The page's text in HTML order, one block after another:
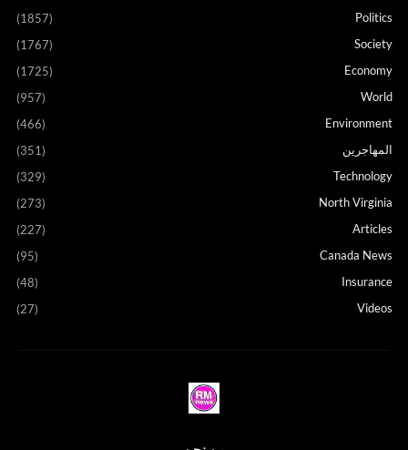
Politics
(1857)
Society
(1767)
Economy
(1725)
World
(957)
Environment
(466)
المهاجرين
(351)
Technology
(329)
North Virginia
(273)
Articles
(227)
Canada News
(95)
Insurance
(48)
Videos
(27)